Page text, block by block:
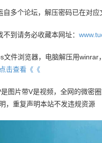
自多个论坛，解压密码已在对应
到请务必收藏本网址：
文件浏览器，电脑解压用winrar
击查看《《
图片带V是视频，全网的微密
，重复声明本站不发违规资源